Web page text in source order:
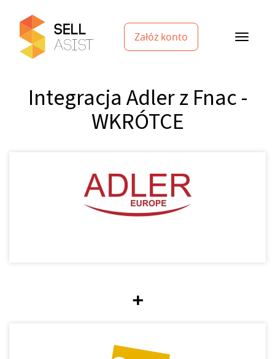
Załóż konto
Integracja Adler z Fnac -
WKRÓTCE
+